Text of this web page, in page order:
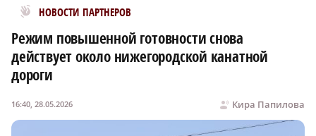
НОВОСТИ ПАРТНЕРОВ
Новости МирТесен
Режим повышенной готовности снова
действует около нижегородской канатной
дороги
Кира Папилова
16:40, 28.05.2026